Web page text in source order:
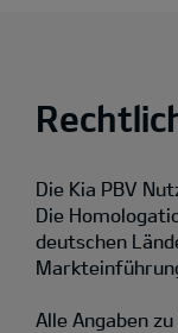
Die Kia PBV
Die
deutschen
Alle Angaben